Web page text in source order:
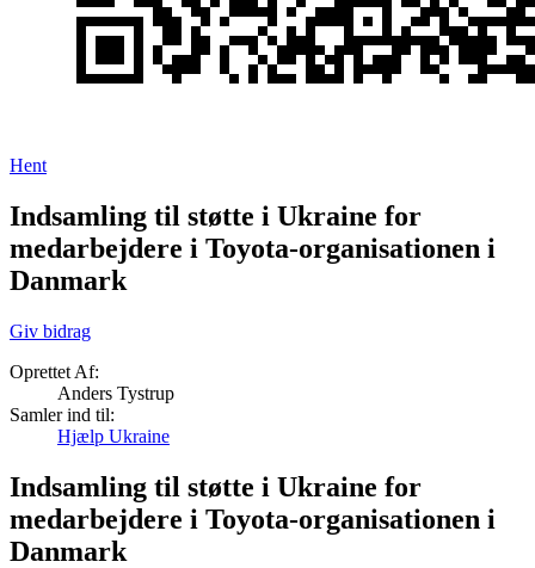
Hent
Indsamling til støtte i Ukraine for
medarbejdere i Toyota-organisationen i
Danmark
Giv bidrag
Oprettet Af:
Anders Tystrup
Samler ind til:
Hjælp Ukraine
Indsamling til støtte i Ukraine for
medarbejdere i Toyota-organisationen i
Danmark